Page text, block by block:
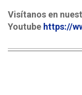
Visítanos en
Youtube https://